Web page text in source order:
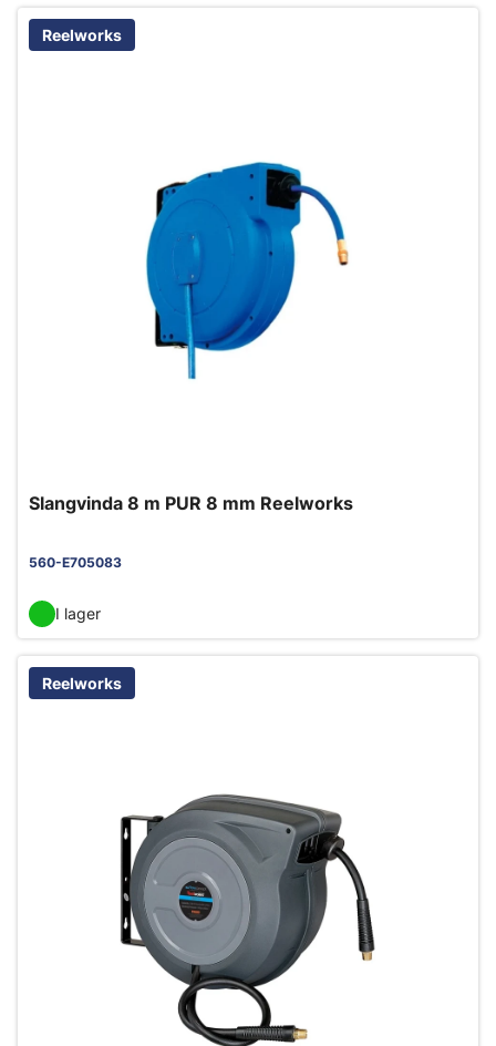
Reelworks
Slangvinda 8 m PUR 8 mm Reelworks
560-E705083
I lager
Reelworks